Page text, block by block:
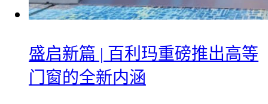
盛启新篇 | 百利玛重磅推出高等
门窗的全新内涵